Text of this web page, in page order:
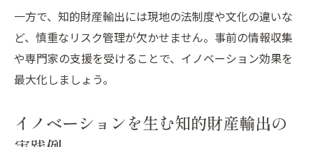
一方で、知的財産輸出には現地の法制度や文化の違いな
ど、慎重なリスク管理が欠かせません。事前の情報収集
や専門家の支援を受けることで、イノベーション効果を
最大化しましょう。
イノベーションを生む知的財産輸出の